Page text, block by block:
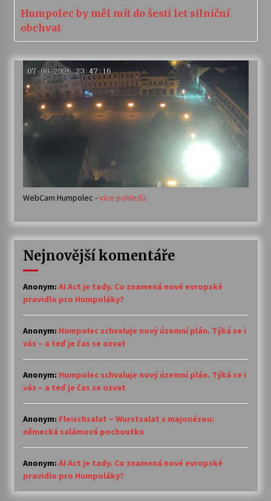
Humpolec by měl mít do šesti let silniční
obchvat
WebCam Humpolec -více pohledů
Nejnovější komentáře
Anonym: AI Act je tady. Co znamená nové evropské
pravidlo pro Humpoláky?
Anonym: Humpolec schvaluje nový územní plán. Týká se i
vás – a teď je čas se ozvat
Anonym: Humpolec schvaluje nový územní plán. Týká se i
vás – a teď je čas se ozvat
Anonym: Fleischsalat – Wurstsalat s majonézou:
německá salámová pochoutka
Anonym: AI Act je tady. Co znamená nové evropské
pravidlo pro Humpoláky?